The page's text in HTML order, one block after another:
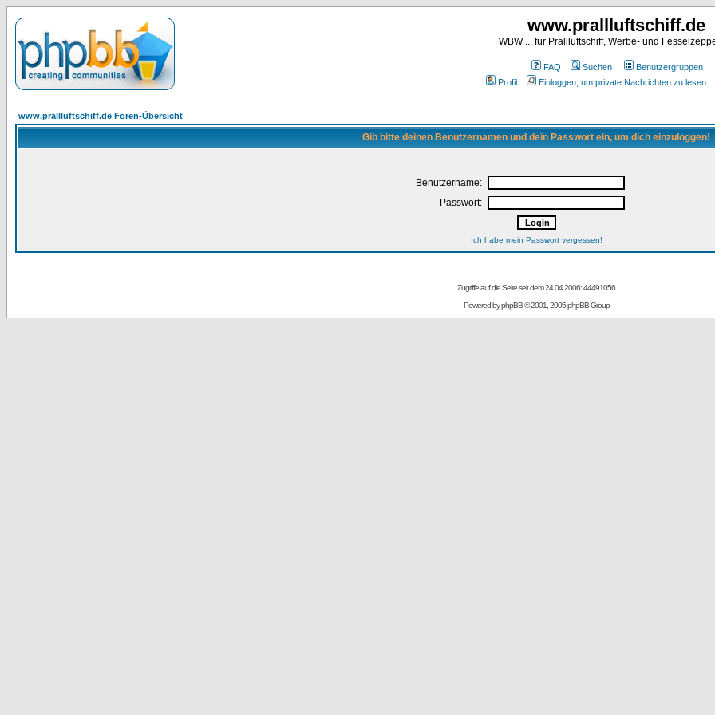
www.prallluftschiff.de
WBW ... für Prallluftschiff, Werbe- und
FAQ Suchen
Benutzergruppen
Profil
Einloggen, um private Nachrichten zu lesen
www.prallluftschiff.de Foren-Übersicht
Gib bitte deinen Benutzernamen und dein Passwort ein, um dich einzuloggen!
Benutzername:
Passwort:
Ich habe mein Passwort vergessen!
Zugriffe auf die Seite seit dem 24.04.2006: 44491056
Powered byphpBB© 2001, 2005 phpBB Group